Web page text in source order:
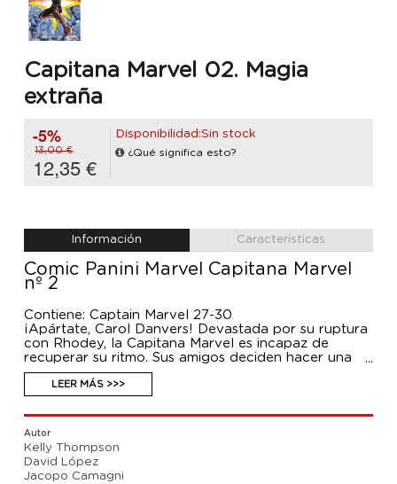
Capitana Marvel 02. Magia
extraña
-5%
13,00 €
12,35 €
Disponibilidad:Sin stock
¿Qué significa esto?
Información Características
Comic Panini Marvel Capitana Marvel
nº 2
Contiene: Captain Marvel 27-30
¡Apártate, Carol Danvers! Devastada por su ruptura
con Rhodey, la Capitana Marvel es incapaz de
recuperar su ritmo. Sus amigos deciden hacer una
intervención que se parece mucho a una cita rápida.
Con amigos como éstos, ¿quién necesita enemigos?
LEER MÁS >>>
Autor
Kelly Thompson
David López
Jacopo Camagni